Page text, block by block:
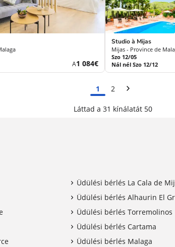
AÚj
ár
1 084€
Studio à Mijas
Mijas - Province de
Szo 12/05
Nál nél Szo 12/12
1 2
Láttad a 31 kínálatát 50
Üdülési bérlés La Cala de
Üdülési bérlés Alhaurin El
Üdülési bérlés Torremolinos
Üdülési bérlés Cartama
Üdülési bérlés Malaga